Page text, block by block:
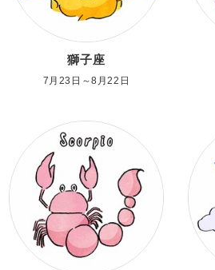
獅子座
7月23日～8月22日